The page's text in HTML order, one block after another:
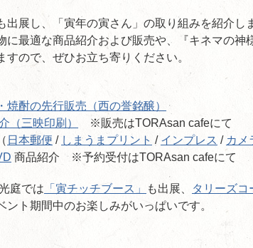
展し、「寅年の寅さん」の取り組みを紹介し
に最適な商品紹介および販売や、『キネマの神
ので、ぜひお立ち寄りください。
焼酎の先行販売（西の誉銘醸）
（三映印刷）
※販売はTORAsan cafeにて
日本郵便 / しまうまプリント / インプレス / カメ
商品紹介 ※予約受付はTORAsan cafeにて
庭では 「寅チッチブース」 も出展、
タリーズコ
ント期間中のお楽しみがいっぱいです。